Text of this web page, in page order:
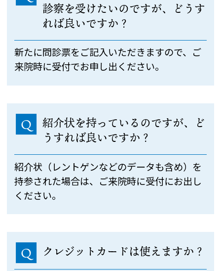
診察を受けたいのですが、どうす
れば良いですか？
新たに問診票をご記入いただきますので、ご
来院時に受付でお申し出ください。
Q
紹介状を持っているのですが、ど
うすれば良いですか？
紹介状（レントゲンなどのデータも含め）を
持参された場合は、ご来院時に受付にお出し
ください。
Q クレジットカードは使えますか？